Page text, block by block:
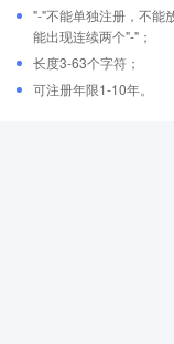
"-"不能单独注册，不能
能出现连续两个"-"；
长度3-63个字符；
可注册年限1-10年。